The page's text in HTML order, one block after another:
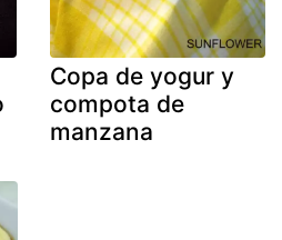
Copa de yogur y
compota de
manzana